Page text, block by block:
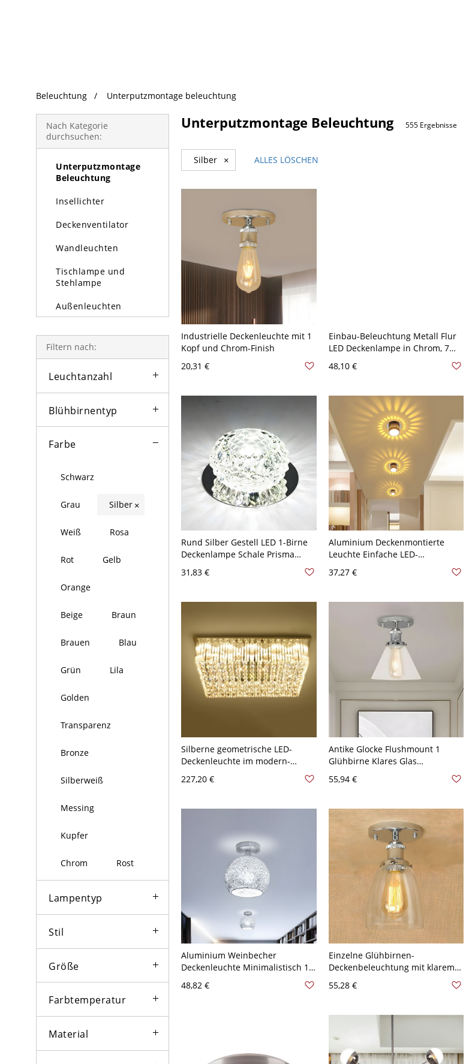
Beleuchtung Unterputzmontage beleuchtung
Nach Kategorie
durchsuchen:
Beleuchtung
Kronleuchter
Pendelleuchte
Unterputzmontage
Beleuchtung
Insellichter
Deckenventilator
Wandleuchten
Tischlampe und
Stehlampe
Außenleuchten
Filtern nach:
Leuchtanzahl
Blühbirnentyp
Farbe
Schwarz
Grau Silber ×
Weiß Rosa
Rot Gelb
Orange
Beige Braun
Brauen Blau
Grün Lila
Golden
Transparenz
Bronze
Silberweiß
Messing
Kupfer
Chrom Rost
Lampentyp
Stil
Größe
Farbtemperatur
Material
Unterputzmontage Beleuchtung 555 Ergebnisse
Silber × ALLES LÖSCHEN
Industrielle Deckenleuchte mit 1
Kopf und Chrom-Finish
20,31 €
Einbau-Beleuchtung Metall Flur
LED Deckenlampe in Chrom, 7
Farben
48,10 €
Rund Silber Gestell LED 1-Birne
Deckenlampe Schale Prisma
Deckenleuchte - Silber 110V-120V
31,83 €
Aluminium Deckenmontierte
Leuchte Einfache LED-
Farblicht - Chrom 110V-120V 7
37,27 €
Silberne geometrische LED-
Deckenleuchte im modern-
romantischen Stil aus Edelstahl-
Kristall-Deckenleuchte für die
Weißlicht
227,20 €
Antike Glocke Flushmount 1
Glühbirne Klares Glas
Wohnzimmer
55,94 €
Aluminium Weinbecher
Deckenleuchte Minimalistisch 1
Mount Beleuchtung für
48,82 €
Einzelne Glühbirnen-
Deckenbeleuchtung mit klarem
Innenhalbschalenlicht in Silber
55,28 €